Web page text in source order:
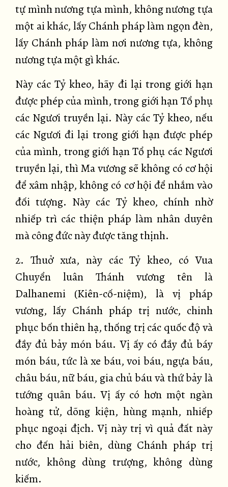
tự mình nương tựa mình, không nương tựa
một ai khác, lấy Chánh pháp làm ngọn đèn,
lấy Chánh pháp làm nơi nương tựa, không
nương tựa một gì khác.
Này các Tỷ kheo, hãy đi lại trong giới hạn
được phép của mình, trong giới hạn Tổ phụ
các Ngươi truyền lại. Này các Tỷ kheo, nếu
các Ngươi đi lại trong giới hạn được phép
của mình, trong giới hạn Tổ phụ các Ngươi
truyền lại, thì Ma vương sẽ không có cơ hội
để xâm nhập, không có cơ hội để nhắm vào
đối tượng. Này các Tỷ kheo, chính nhờ
nhiếp trì các thiện pháp làm nhân duyên
mà công đức này được tăng thịnh.
2. Thuở xưa, này các Tỷ kheo, có Vua
Chuyển luân Thánh vương tên là
Dalhanemi (Kiên-cố-niệm), là vị pháp
vương, lấy Chánh pháp trị nước, chinh
phục bốn thiên hạ, thống trị các quốc độ và
đầy đủ bảy món báu. Vị ấy có đầy đủ báy
món báu, tức là xe báu, voi báu, ngựa báu,
châu báu, nữ báu, gia chủ báu và thứ bảy là
tướng quân báu. Vị ấy có hơn một ngàn
hoàng tử, dõng kiện, hùng mạnh, nhiếp
phục ngoại địch. Vị này trị vì quả đất này
cho đến hải biên, dùng Chánh pháp trị
nước, không dùng trượng, không dùng
kiếm.